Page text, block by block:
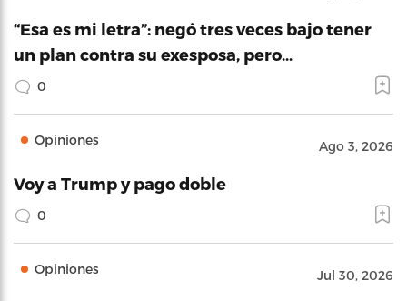
“Esa es mi letra”: negó tres veces bajo tener
un plan contra su exesposa, pero…
0
Opiniones Ago 3, 2026
Voy a Trump y pago doble
0
Opiniones Jul 30, 2026